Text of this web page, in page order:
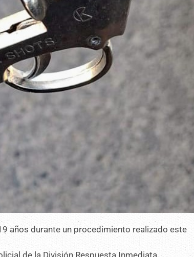
años durante un procedimiento realizado este